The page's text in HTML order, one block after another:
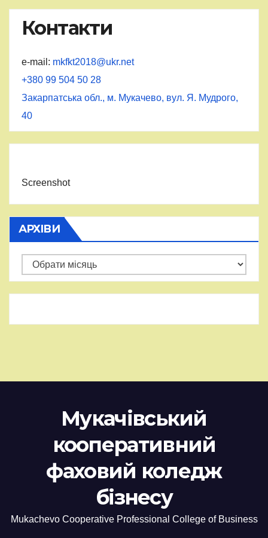
Контакти
e-mail: mkfkt2018@ukr.net
+380 99 504 50 28
Закарпатська обл., м. Мукачево, вул. Я. Мудрого,
40
Screenshot
АРХІВИ
Архіви
Мукачівський
кооперативний
фаховий коледж
бізнесу
Mukachevo Cooperative Professional College of Business